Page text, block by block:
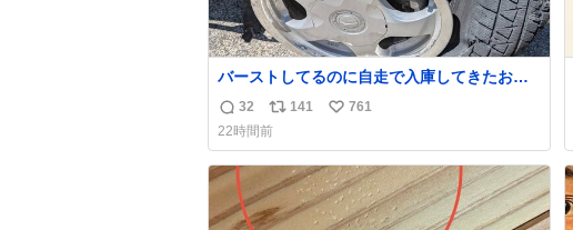
バーストしてるのに自走で入庫してきたお客
さん バーストしたならその場で動かないで助
け呼んで下さい😰 保険にロードサービス付い
てて金銭負担も無いんですから これで走る
と、壊さなくていい所まで壊しちゃいますか
ら 実際、外装ダメージ、ABSセンサ断線、ブ
レーキホースも傷入っちゃってます…
返
信
数
32
リ
ポ
ス
ト
数
141
い
ね
数
761
22時間前